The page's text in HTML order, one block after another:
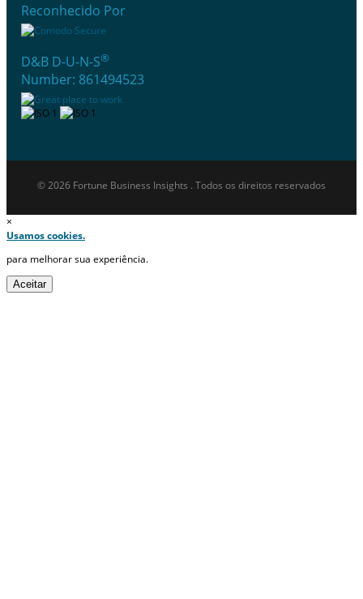
Reconhecido Por
D&B D-U-N-S®
Number: 861494523
© 2026 Fortune Business Insights . Todos os direitos reservados
×
Usamos cookies.
para melhorar sua experiência.
Aceitar